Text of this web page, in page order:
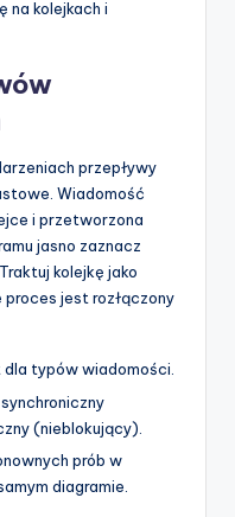
na kolejkach i
przepływy
Wiadomość
i przetworzona
jasno zaznacz
kolejkę jako
proces jest rozłączony
typów wiadomości.
(nieblokujący).
prób w
diagramie.